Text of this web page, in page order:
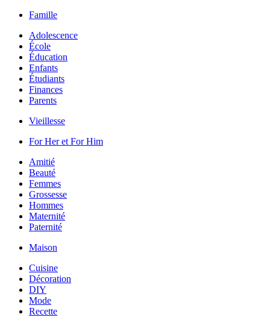
Famille
Adolescence
École
Éducation
Enfants
Étudiants
Finances
Parents
Vieillesse
For Her et For Him
Amitié
Beauté
Femmes
Grossesse
Hommes
Maternité
Paternité
Maison
Cuisine
Décoration
DIY
Mode
Recette